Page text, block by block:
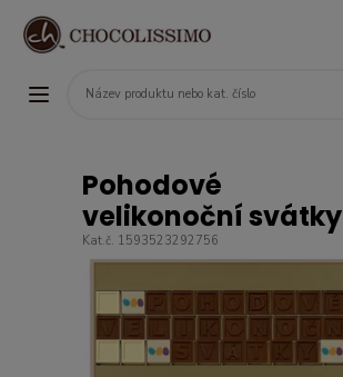
Pohodové
velikonoční svátky
Kat.č. 1593523292756